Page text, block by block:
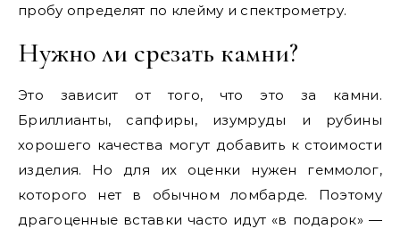
пробу определят по клейму и спектрометру.
Нужно ли срезать камни?
Это зависит от того, что это за камни.
Бриллианты, сапфиры, изумруды и рубины
хорошего качества могут добавить к стоимости
изделия. Но для их оценки нужен геммолог,
которого нет в обычном ломбарде. Поэтому
драгоценные вставки часто идут «в подарок» —